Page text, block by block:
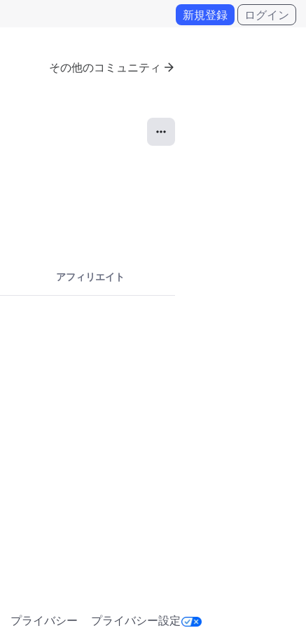
新規登録 ログイン
その他のコミュニティ
アフィリエイト
プライバシー プライバシー設定